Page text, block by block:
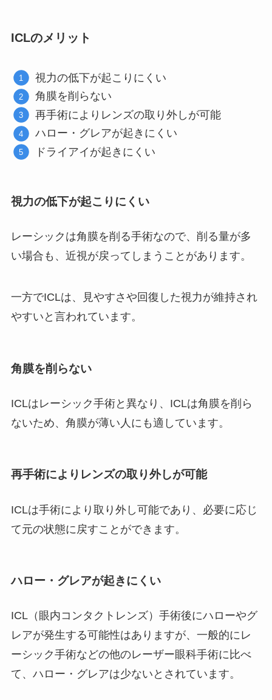
ICLのメリット
視力の低下が起こりにくい
角膜を削らない
再手術によりレンズの取り外しが可能
ハロー・グレアが起きにくい
ドライアイが起きにくい
視力の低下が起こりにくい
レーシックは角膜を削る手術なので、削る量が多
い場合も、近視が戻ってしまうことがあります。
一方でICLは、見やすさや回復した視力が維持され
やすいと言われています。
角膜を削らない
ICLはレーシック手術と異なり、ICLは角膜を削ら
ないため、角膜が薄い人にも適しています。
再手術により レンズの取り外しが可能
ICLは手術により取り外し可能であり、必要に応じ
て元の状態に戻すことができます。
ハロー・グレアが起きにくい
ICL（眼内コンタクトレンズ）手術後にハローやグ
レアが発生する可能性はありますが、一般的にレ
ーシック手術などの他のレーザー眼科手術に比べ
て、ハロー・グレアは少ないとされています。